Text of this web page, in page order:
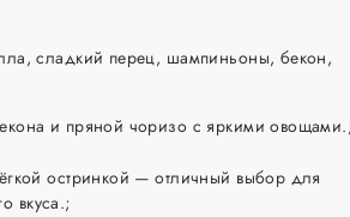
сладкий перец, шампиньоны, бекон,
и пряной чоризо с яркими
остринкой — отличный выбор для
вкуса.;